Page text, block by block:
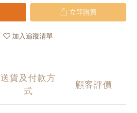
立即購買
加入追蹤清單
送貨及付款方
式
顧客評價